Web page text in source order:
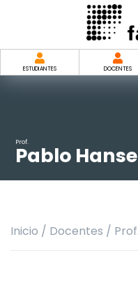
ESTUDIANTES DOCENTES
Prof.
Pablo
Inicio / Docentes /